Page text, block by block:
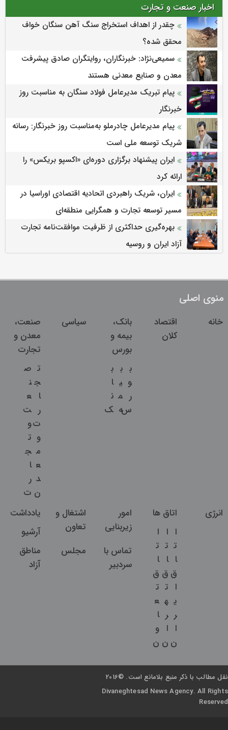
اخبار صنعت و تجارت
چقدر از اهداف استخراج سنگ آهن سنگان خواف
محقق شده؟
سمیعی‌نژاد: خبرنگاران، روایتگران صادق پیشرفت
معدن و صنایع معدنی هستند
پیام تبریک مدیرعامل فولاد سنگان به مناسبت روز
خبرنگار
پیام مدیرعامل چادرملو به‌مناسبت روز خبرنگار: رسانه
شریک توسعه ملی است
ایران پیشنهاد برگزاری دوره‌ای «اکسپو بریکس» را
ارائه کرد
ایران، شریک راهبردی اتحادیه اقتصادی اوراسیا در
مسیر توسعه تجارت و همگرایی منطقه‌ای
بهره‌گیری حداکثری از ظرفیت موافقت‌نامه تجارت
آزاد ایران و روسیه
منوی اصلی
خانه
اقتصاد
کلان
بانک،
بیمه و
بورس
ب
و
ر
س
ب
ی
م
ه
ب
ا
ن
ک
سیاسی
صنعت،
معدن و
تجارت
ت
ج
ا
ر
ت
و
م
ع
د
ن
ص
ن
ع
ت
و
ت
ج
ا
ر
ت
انرژی
اتاق ها
ا
ت
ا
ق
ا
ی
ر
ا
ن
ا
ت
ا
ق
ت
ه
ر
ا
ن
ا
ت
ا
ق
ت
ع
ا
و
ن
امور
زیربنایی
اشتغال و
تعاون
یادداشت
آرشیو
تماس با
سردبیر
مجلس
مناطق
آزاد
نقل مطالب با ذکر منبع بلامانع است. ©2016
Divaneghtesad News Agency. All Rights
Reserved